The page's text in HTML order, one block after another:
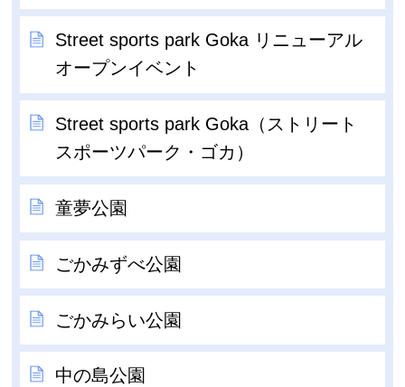
Street sports park Goka リニューアル
オープンイベント
Street sports park Goka（ストリート
スポーツパーク・ゴカ）
童夢公園
ごかみずべ公園
ごかみらい公園
中の島公園